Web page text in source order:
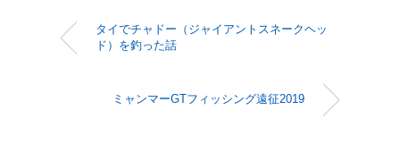
タイでチャドー（ジャイアントスネークヘッ
ド）を釣った話
ミャンマーGTフィッシング遠征2019